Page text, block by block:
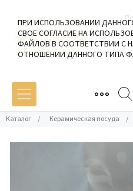
Каталог / Керамическая посуда /
ПРИ ИСПОЛЬЗОВАНИИ
СВОЕ СОГЛАСИЕ НА
ФАЙЛОВ В СООТВЕТСТВИИ С
ОТНОШЕНИИ ДАННОГО ТИПА